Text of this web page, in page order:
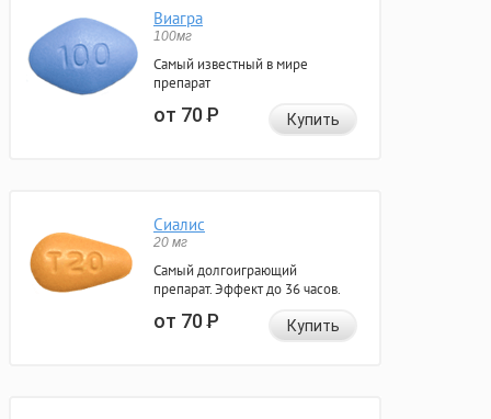
Виагра
100мг
Самый известный в мире
препарат
от 70Р Купить
Сиалис
20 мг
Самый долгоиграющий
препарат. Эффект до 36 часов.
от 70Р Купить